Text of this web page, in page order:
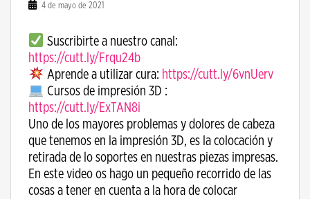
4 de mayo de 2021
Suscribirte a nuestro canal:
https://cutt.ly/Frqu24b
Aprende a utilizar cura: https://cutt.ly/6vnUerv
Cursos de impresión 3D :
https://cutt.ly/ExTAN8i
Uno de los mayores problemas y dolores de cabeza
que tenemos en la impresión 3D, es la colocación y
retirada de lo soportes en nuestras piezas impresas.
En este video os hago un pequeño recorrido de las
cosas a tener en cuenta a la hora de colocar